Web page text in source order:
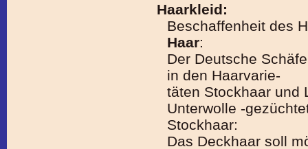
Haarkleid:
Beschaffenheit des
Haar:
Der Deutsche
in den Haarvarie-
täten Stockhaar und
Unterwolle -
Stockhaar:
Das Deckhaar soll